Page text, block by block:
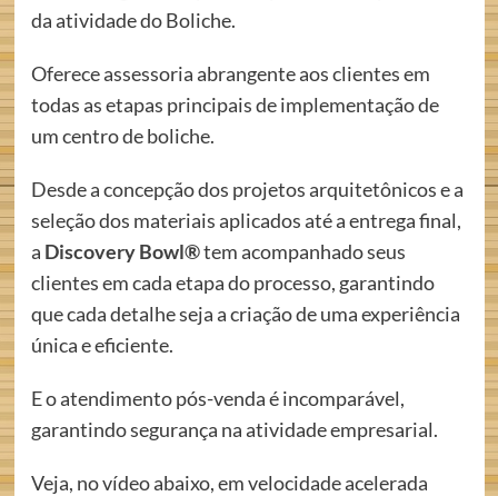
da atividade do Boliche.
Oferece assessoria abrangente aos clientes em
todas as etapas principais de implementação de
um centro de boliche.
Desde a concepção dos projetos arquitetônicos e a
seleção dos materiais aplicados até a entrega final,
a Discovery Bowl®tem acompanhado seus
clientes em cada etapa do processo, garantindo
que cada detalhe seja a criação de uma experiência
única e eficiente.
E o atendimento pós-venda é incomparável,
garantindo segurança na atividade empresarial.
Veja, no vídeo abaixo, em velocidade acelerada